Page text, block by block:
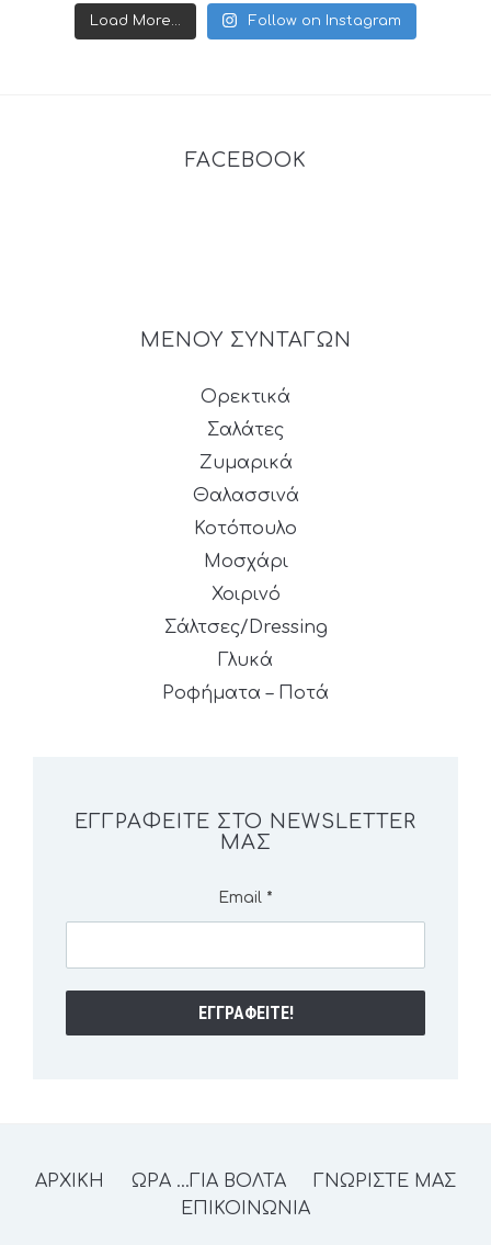
Load More... Follow on Instagram
FACEBOOK
ΜΕΝΟΥ ΣΥΝΤΑΓΩΝ
Ορεκτικά
Σαλάτες
Ζυμαρικά
Θαλασσινά
Κοτόπουλο
Μοσχάρι
Χοιρινό
Σάλτσες/Dressing
Γλυκά
Ροφήματα – Ποτά
ΕΓΓΡΑΦΕΊΤΕ ΣΤΟ NEWSLETTER
ΜΑΣ
Email *
ΑΡΧΙΚΗ ΩΡΑ …ΓΙΑ ΒΟΛΤΑ
ΓΝΩΡΙΣΤΕ ΜΑΣ
ΕΠΙΚΟΙΝΩΝΙΑ